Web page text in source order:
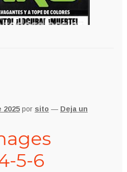
2025 por sito — Deja un
5-6